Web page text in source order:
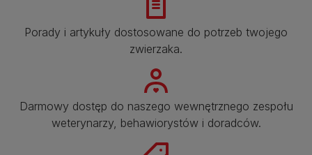
Porady i artykuły dostosowane do potrzeb twojego
zwierzaka.​
Darmowy dostęp do naszego wewnętrznego zespołu
weterynarzy, behawiorystów i doradców.​